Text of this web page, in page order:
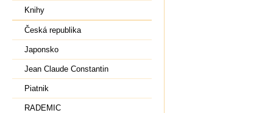
Knihy
Česká republika
Japonsko
Jean Claude Constantin
Piatnik
RADEMIC